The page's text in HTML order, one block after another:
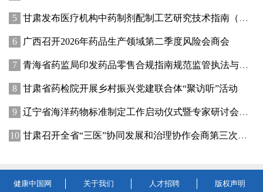
甘肃发布医疗机构中药制剂配制工艺研究技术指南（试行）
广西召开2026年药品生产领域第二季度风险会商会
青海省药监局印发药品零售合规指南规范监管执法与企业经营行为
甘肃省药检院开展乡村振兴党建联合体“聚访听”活动
辽宁省海洋药物标准制定工作启动仪式暨专家研讨会在大连成功举办
甘肃召开全省“三医”协同发展和治理协作会商第三次会议
健康中国网 关于我们 人才招聘 版权声明